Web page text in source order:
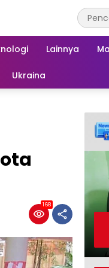
Lainnya
Ukraina
168